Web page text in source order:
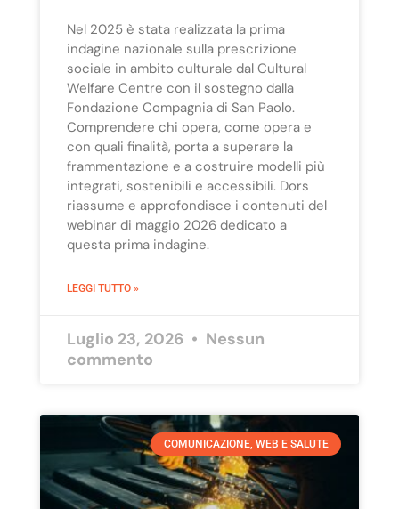
Nel 2025 è stata realizzata la prima
indagine nazionale sulla prescrizione
sociale in ambito culturale dal Cultural
Welfare Centre con il sostegno dalla
Fondazione Compagnia di San Paolo.
Comprendere chi opera, come opera e
con quali finalità, porta a superare la
frammentazione e a costruire modelli più
integrati, sostenibili e accessibili. Dors
riassume e approfondisce i contenuti del
webinar di maggio 2026 dedicato a
questa prima indagine.
LEGGI TUTTO »
Luglio 23, 2026
Nessun
commento
COMUNICAZIONE, WEB E SALUTE